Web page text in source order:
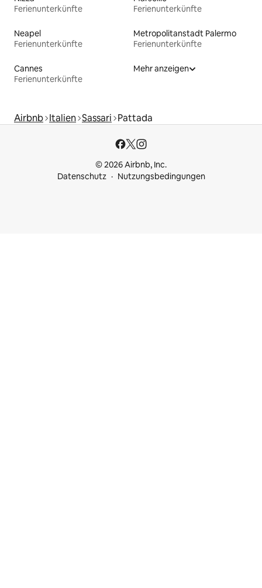
Ferienunterkünfte
Ferienunterkünfte
Neapel
Ferienunterkünfte
Metropolitanstadt Palermo
Ferienunterkünfte
Cannes
Ferienunterkünfte
Mehr anzeigen
Airbnb Italien Sassari Pattada
© 2026 Airbnb, Inc.
Datenschutz
Nutzungsbedingungen